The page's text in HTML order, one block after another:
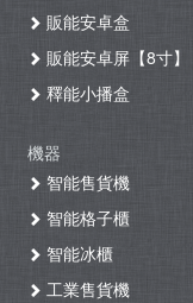
販能安卓盒
販能安卓屏【8寸】
釋能小播盒
機器
智能售貨機
智能格子櫃
智能冰櫃
工業售貨機